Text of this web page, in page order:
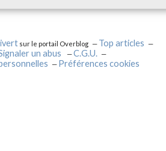
sur le portail Overblog
Top articles
un abus
C.G.U.
Préférences cookies